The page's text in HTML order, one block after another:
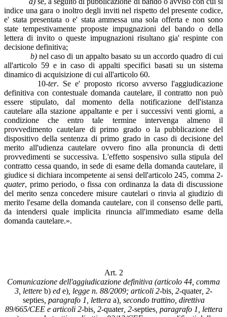
indice una gara o inoltro degli inviti nel rispetto del presente codice,
e' stata presentata o e' stata ammessa una sola offerta e non sono
state tempestivamente proposte impugnazioni del bando o della
lettera di invito o queste impugnazioni risultano gia' respinte con
decisione definitiva;
b)nel caso di un appalto basato su un accordo quadro di cui
all'articolo 59 e in caso di appalti specifici basati su un sistema
dinamico di acquisizione di cui all'articolo 60.
10-ter. Se e' proposto ricorso avverso l'aggiudicazione
definitiva con contestuale domanda cautelare, il contratto non può
essere stipulato, dal momento della notificazione dell'istanza
cautelare alla stazione appaltante e per i successivi venti giorni, a
condizione che entro tale termine intervenga almeno il
provvedimento cautelare di primo grado o la pubblicazione del
dispositivo della sentenza di primo grado in caso di decisione del
merito all'udienza cautelare ovvero fino alla pronuncia di detti
provvedimenti se successiva. L'effetto sospensivo sulla stipula del
contratto cessa quando, in sede di esame della domanda cautelare, il
giudice si dichiara incompetente ai sensi dell'articolo 245, comma 2-
quater, primo periodo, o fissa con ordinanza la data di discussione
del merito senza concedere misure cautelari o rinvia al giudizio di
merito l'esame della domanda cautelare, con il consenso delle parti,
da intendersi quale implicita rinuncia all'immediato esame della
domanda cautelare.».
Art. 2
Comunicazione dell'aggiudicazione definitiva (articolo 44, comma
3, lettere b) ed e) , legge n. 88/2009; articoli 2-bis , 2-quater, 2-
septies, paragrafo 1, lettera a), secondo trattino, direttiva
89/665/CEE e articoli 2-bis, 2-quater, 2-septies, paragrafo 1, lettera